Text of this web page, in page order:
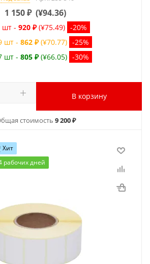
1 150₽ (¥94.36)
шт - 920 ₽ (¥75.49) -20%
шт - 862 ₽ (¥70.77) -25%
шт - 805 ₽ (¥66.05) -30%
В корзину
стоимость 9 200 ₽
Хит
рабочих дней